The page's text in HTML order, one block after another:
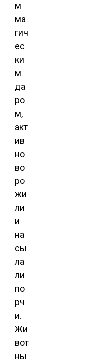
м
ма
гич
ес
ки
м
да
ро
м,
акт
ив
но
во
ро
жи
ли
и
на
сы
ла
ли
по
рч
и.
Жи
вот
ны